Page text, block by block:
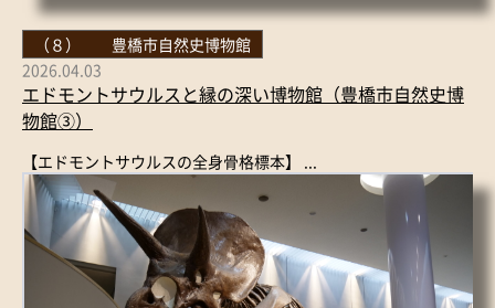
（８） 豊橋市自然史博物館
2026.04.03
エドモントサウルスと縁の深い博物館（豊橋市自然史博
物館③）
【エドモントサウルスの全身骨格標本】 ...